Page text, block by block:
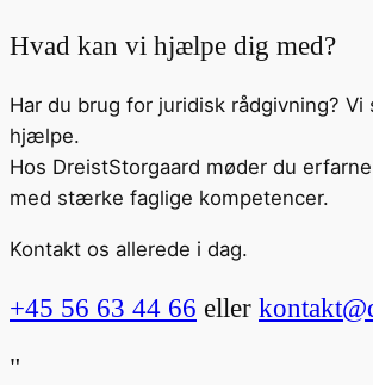
Hvad kan vi hjælpe dig med?
Har du brug for juridisk rådgivning? Vi
hjælpe.
Hos DreistStorgaard møder du
med stærke faglige kompetencer.
Kontakt os allerede i dag.
+45 56 63 44 66 eller
"